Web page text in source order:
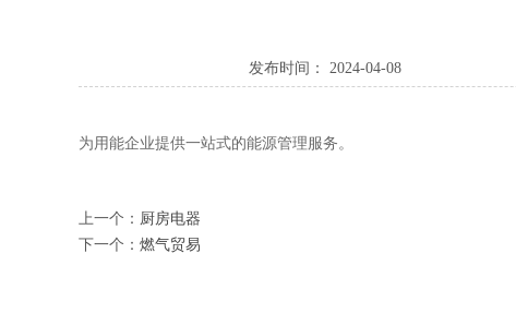
发布时间： 2024-04-08
为用能企业提供一站式的能源管理服务。
上一个： 厨房电器
下一个： 燃气贸易